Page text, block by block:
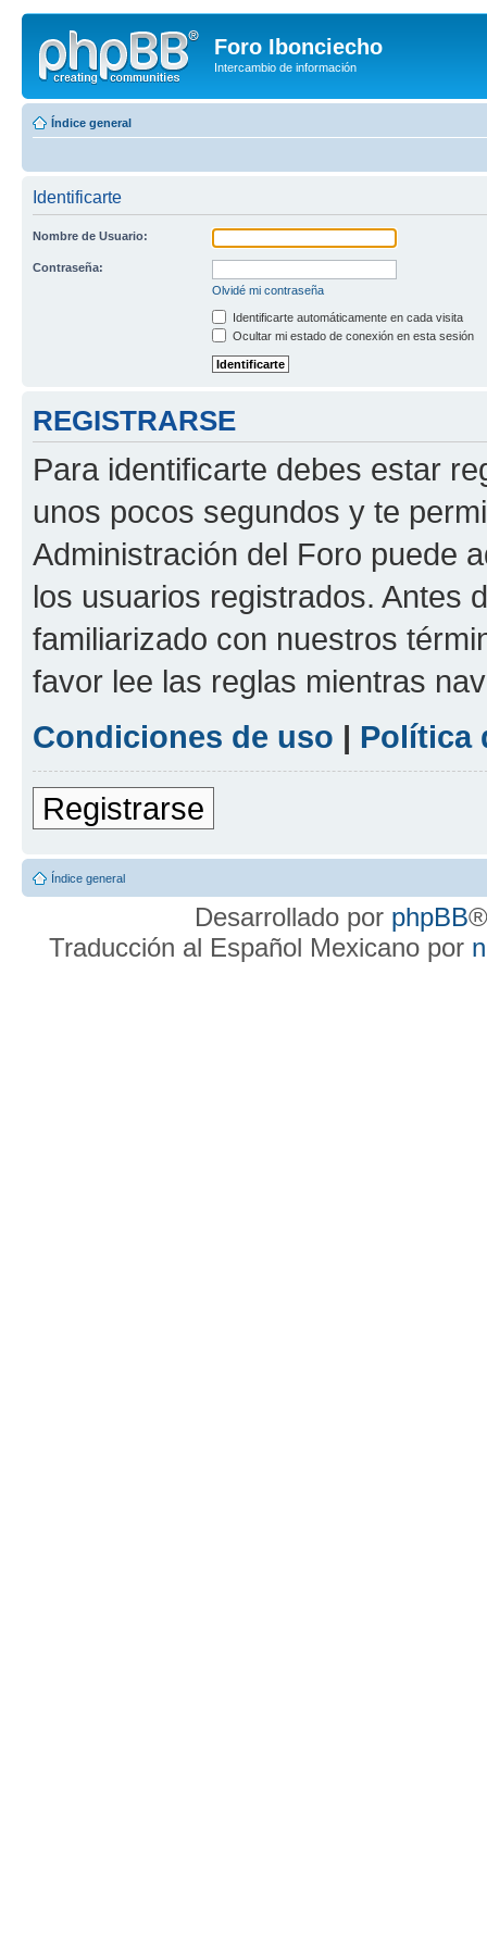
Foro Ibonciecho
Intercambio de información
Índice general
Identificarte
Nombre de Usuario:
Contraseña:
Olvidé mi contraseña
Identificarte automáticamente en cada visita
Ocultar mi estado de conexión en esta sesión
REGISTRARSE
Para identificarte debes estar
unos pocos segundos y te
Administración del Foro puede
los usuarios registrados. Antes
familiarizado con nuestros
favor lee las reglas mientras
Condiciones de uso | Política
Registrarse
Índice general
Desarrollado por phpBB
Traducción al Español Mexicano por